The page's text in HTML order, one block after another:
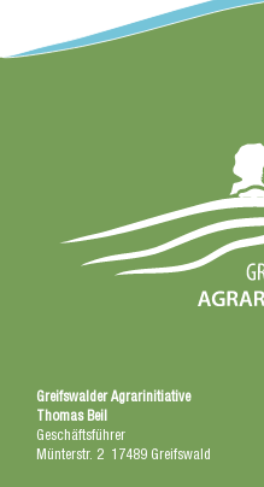
Greifswalder Agrarinitiative
Thomas Beil
Geschäftsführer
Münterstr. 2 17489 Greifswald